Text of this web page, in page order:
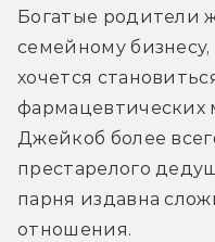
Богатые родители
семейному
хочется
фармацевтических
Джейкоб более
престарелого
парня издавна
отношения.